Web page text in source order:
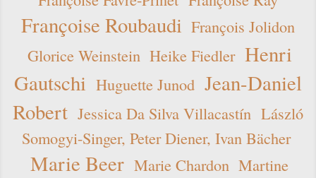
Françoise Roubaudi François Jolidon
Glorice Weinstein Heike Fiedler Henri
Gautschi Huguette Junod Jean-Daniel
Robert Jessica Da Silva Villacastín László
Somogyi-Singer, Peter Diener, Ivan Bächer
Marie Beer Marie Chardon Martine